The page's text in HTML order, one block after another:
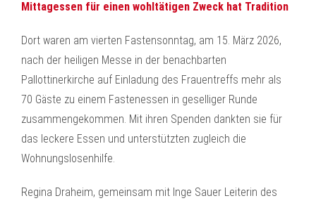
Mittagessen für einen wohltätigen Zweck hat Tradition
Dort waren am vierten Fastensonntag, am 15. März 2026,
nach der heiligen Messe in der benachbarten
Pallottinerkirche auf Einladung des Frauentreffs mehr als
70 Gäste zu einem Fastenessen in geselliger Runde
zusammengekommen. Mit ihren Spenden dankten sie für
das leckere Essen und unterstützten zugleich die
Wohnungslosenhilfe.
Regina Draheim, gemeinsam mit Inge Sauer Leiterin des